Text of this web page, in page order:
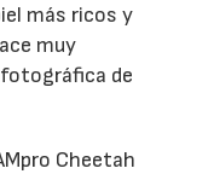
más ricos y
muy
fotográfica de
Cheetah